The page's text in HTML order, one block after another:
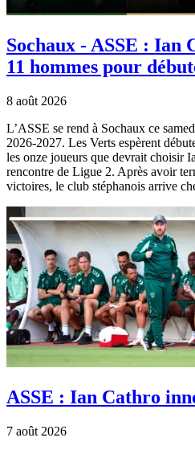
Sochaux - ASSE : Ian
11 hommes pour
8 août 2026
L’ASSE se rend à Sochaux ce
2026-2027. Les Verts espèrent
les onze joueurs que devrait choisir
rencontre de Ligue 2. Après avoir
victoires, le club stéphanois arrive
ASSE : Ian Cathro
7 août 2026